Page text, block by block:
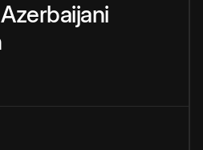
Azerbaijani